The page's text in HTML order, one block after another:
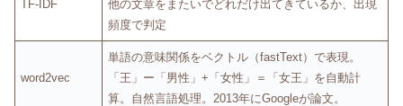
TF-IDF
他の文章をまたいでどれだけ出てきているか、出現
頻度で判定
word2vec
単語の意味関係をベクトル（fastText）で表現。
「王」ー「男性」+「女性」＝「女王」を自動計
算。自然言語処理。2013年にGoogleが論文。